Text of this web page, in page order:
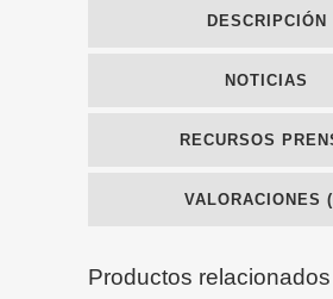
DESCRIPCIÓN
NOTICIAS
RECURSOS
VALORACIONES
Productos relacionados